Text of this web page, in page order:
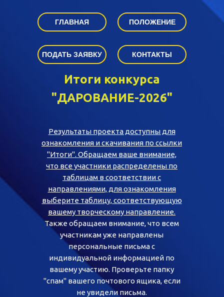
Итоги конкурса
"ДАРОВАНИЕ-2026"
ГЛАВНАЯ ПОЛОЖЕНИЕ
ПОДАТЬ ЗАЯВКУ КОНТАКТЫ
Результаты проекта доступны для
ознакомления и скачивания по ссылки
"Итоги". Обращаем ваше внимание,
что все участники распределены по
таблицам в соответствии с
направлениями, для ознакомления
выберите таблицу, соответствующую
вашему творческому направление.
Также обращаем внимание, что всем
участникам уже направлены
персональные письма с
индивидуальной информацией по
вашему участию. Проверьте папку
"спам" вашего почтового ящика, если
не увидели письма.